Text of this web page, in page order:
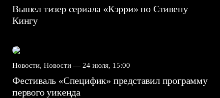
Вышел тизер сериала «Кэрри» по Стивену
Кингу
Новости, Новости — 24 июля, 15:00
Фестиваль «Специфик» представил программу
первого уикенда